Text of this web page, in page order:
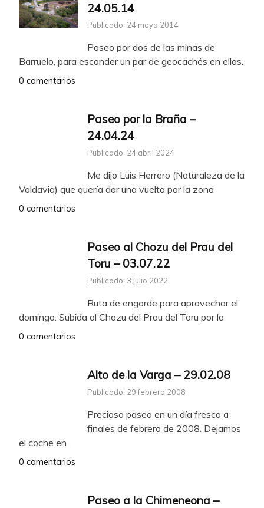
24.05.14
Publicado: 24 mayo 2014
Paseo por dos de las minas de
Barruelo, para esconder un par de geocachés en ellas.
0 comentarios
Paseo por la Braña –
24.04.24
Publicado: 24 abril 2024
Me dijo Luis Herrero (Naturaleza de la
Valdavia) que quería dar una vuelta por la zona
0 comentarios
Paseo al Chozu del Prau del
Toru – 03.07.22
Publicado: 3 julio 2022
Ruta de engorde para aprovechar el
domingo. Subida al Chozu del Prau del Toru por la
0 comentarios
Alto de la Varga – 29.02.08
Publicado: 29 febrero 2008
Precioso paseo en un día fresco a
finales de febrero de 2008. Dejamos
el coche en
0 comentarios
Paseo a la Chimeneona –